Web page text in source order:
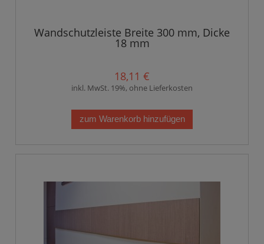
Wandschutzleiste Breite 300 mm, Dicke
18 mm
18,11 €
inkl. MwSt. 19%, ohne Lieferkosten
zum Warenkorb hinzufügen